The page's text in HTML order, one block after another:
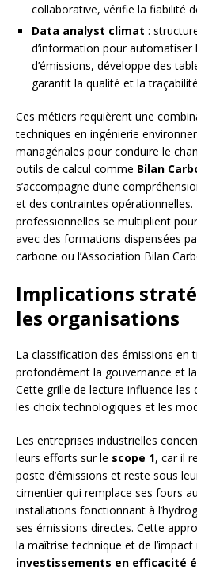
collaborative, vérifie la fiabilité
Data analyst climat :
d’information pour automatiser
d’émissions, développe des
garantit la qualité et la
Ces métiers requièrent une
techniques en ingénierie
managériales pour conduire le
outils de calcul comme Bilan
s’accompagne d’une
et des contraintes
professionnelles se multiplient
avec des formations dispensées
carbone ou l’Association Bilan
Implications
les organisations
La classification des émissions en
profondément la gouvernance et
Cette grille de lecture influence les
les choix technologiques et les
Les entreprises industrielles
leurs efforts sur le scope 1, car il
poste d’émissions et reste sous
cimentier qui remplace ses fours
installations fonctionnant à
ses émissions directes. Cette
la maîtrise technique et de l’impact
investissements en efficacité